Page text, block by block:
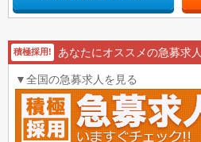
積極採用! あなたにオススメの急募求人
▼全国の急募求人を見る